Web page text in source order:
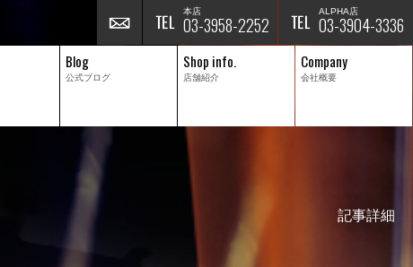
ALPHA店
03-3904-3336
本店
03-3958-2252
Blog
公式ブログ
Shop info.
店舗紹介
Company
会社概要
記事詳細